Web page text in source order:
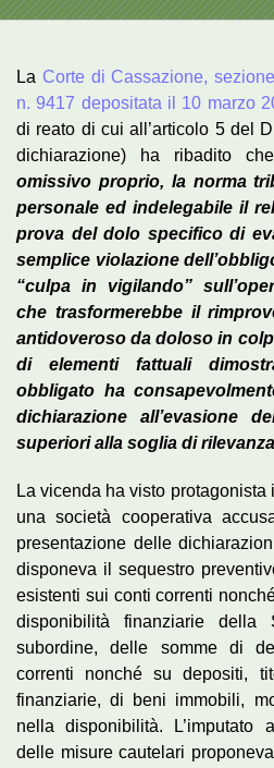
La Corte di Cassazione,
n. 9417 depositata il 10 marzo
di reato di cui all’articolo 5 del
dichiarazione) ha ribadito
omissivo proprio, la norma
personale ed indelegabile il
prova del dolo specifico di
semplice violazione
“culpa in vigilando”
che trasformerebbe il
antidoveroso da doloso in
di elementi fattuali
obbligato ha
dichiarazione all’evasione
superiori alla soglia di
La vicenda ha visto
una società cooperativa
presentazione delle
disponeva il sequestro
esistenti sui conti correnti
disponibilità finanziarie della
subordine, delle somme di
correnti nonché su depositi,
finanziarie, di beni immobili,
nella disponibilità. L’imputato
delle misure cautelari